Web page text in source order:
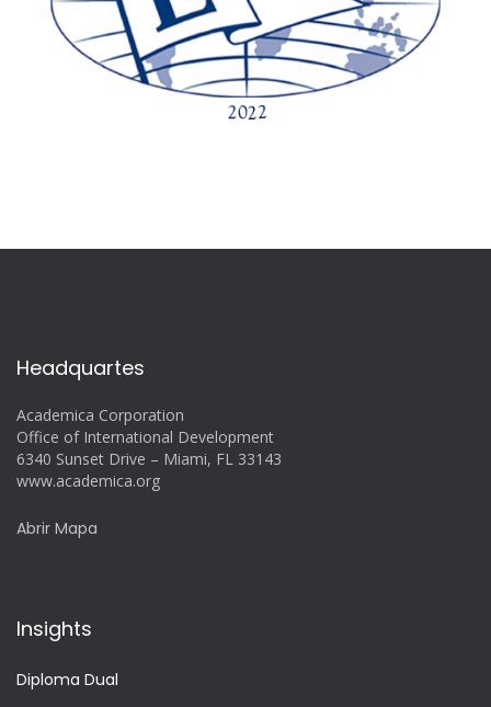
Headquartes
Academica Corporation
Office of International Development
6340 Sunset Drive – Miami, FL 33143
www.academica.org
Abrir Mapa
Insights
Diploma Dual